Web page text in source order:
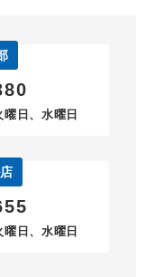
日、水曜日
日、水曜日